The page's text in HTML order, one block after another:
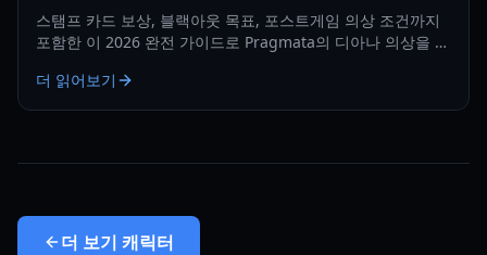
스탬프 카드 보상, 블랙아웃 목표, 포스트게임 의상 조건까지
포함한 이 2026 완전 가이드로 Pragmata의 디아나 의상을 모
더 읽어보기
더 보기 캐릭터